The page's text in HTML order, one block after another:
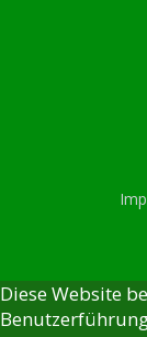
Diese Website